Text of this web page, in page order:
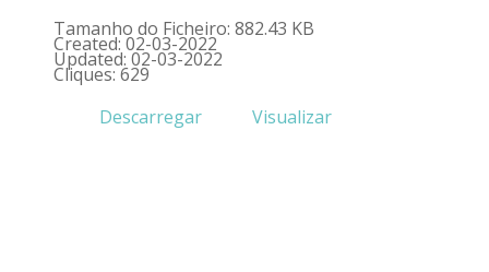
Tamanho do Ficheiro: 882.43 KB
Created: 02-03-2022
Updated: 02-03-2022
Cliques: 629
Descarregar
Visualizar